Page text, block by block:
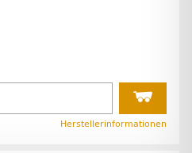
Herstellerinformationen